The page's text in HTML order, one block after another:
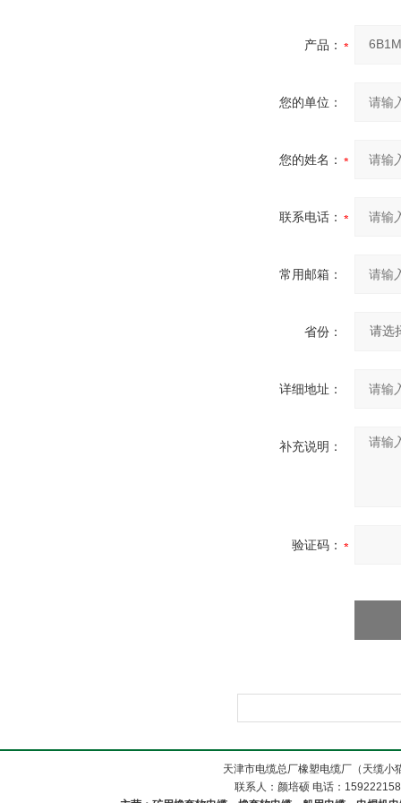
产品：
您的单位：
您的姓名：
联系电话：
常用邮箱：
省份：
详细地址：
补充说明：
验证码：
天津市电缆总厂橡塑电缆厂（天缆
联系人：颜培硕 电话：